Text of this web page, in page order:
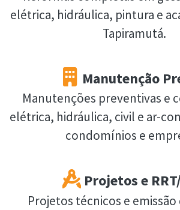
elétrica, hidráulica, pintura e
Tapiramutá.
Manutenção
Manutenções preventivas e
elétrica, hidráulica, civil e ar-
condomínios e
Projetos e
Projetos técnicos e emissão